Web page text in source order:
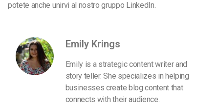
potete anche unirvi al nostro gruppo LinkedIn.
Emily Krings
Emily is a strategic content writer and
story teller. She specializes in helping
businesses create blog content that
connects with their audience.